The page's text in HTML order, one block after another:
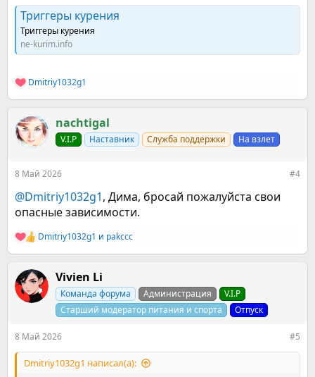
Триггеры курения
Триггеры курения
ne-kurim.info
Р
е
к
ц
и
Dmitriy1032g1
nachtigal
V.I.P Наставник Служба поддержки На взлет
8 Май 2026 #4
@Dmitriy1032g1, Дима, бросай пожалуйста свои
опасные зависимости.
Р
е
к
ц
и
Dmitriy1032g1 и pakccc
Vivien Li
Команда форума Администрация
V.I.P
Старший модератор питания и спорта
Отпуск
8 Май 2026 #5
Dmitriy1032g1 написал(а):